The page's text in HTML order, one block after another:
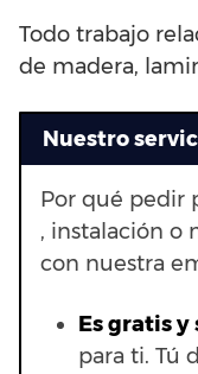
Todo trabajo
de madera,
Nuestro
Por qué pedir
, instalación o
con nuestra
Es gratis
para ti. Tú